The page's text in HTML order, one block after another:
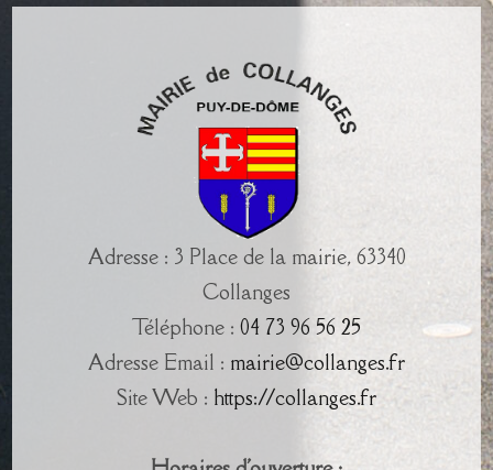
Adresse : 3 Place de la mairie, 63340
Collanges
Téléphone : 04 73 96 56 25
Adresse Email : mairie@collanges.fr
Site Web : https://collanges.fr